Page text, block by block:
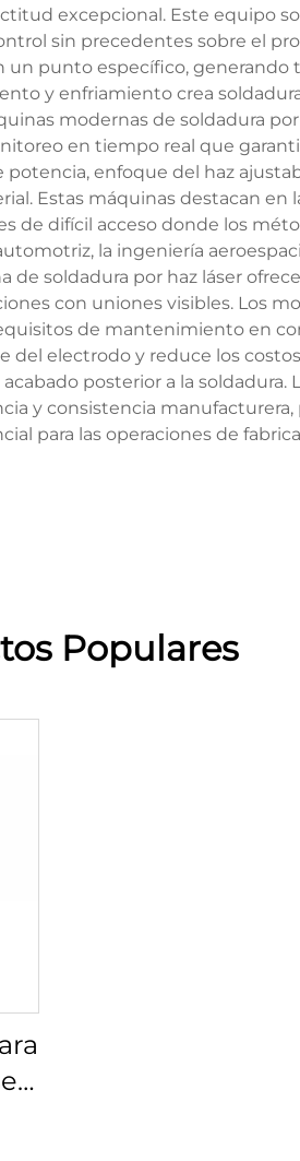
excepcional. Este equipo
sin precedentes sobre el
punto específico, generando
y enfriamiento crea
modernas de soldadura
en tiempo real que
enfoque del haz
Estas máquinas destacan en
de difícil acceso donde los
la ingeniería
soldadura por haz láser
con uniones visibles. Los
de mantenimiento en
del electrodo y reduce los
posterior a la soldadura.
y consistencia
para las operaciones de
Populares